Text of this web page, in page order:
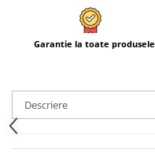
Garantie la toate produsele
Descriere